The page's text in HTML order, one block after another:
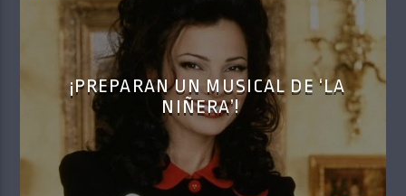
¡PREPARAN UN MUSICAL DE ‘LA
NIÑERA’!